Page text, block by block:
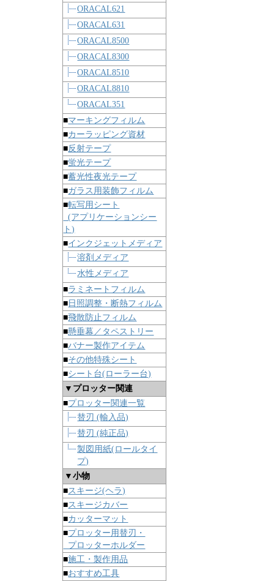
ORACAL621
ORACAL631
ORACAL8500
ORACAL8300
ORACAL8510
ORACAL8810
ORACAL351
■マーキングフィルム
■カーラッピング資材
■反射テープ
■蛍光テープ
■蓄光性夜光テープ
■ガラス用装飾フィルム
■転写用シート
(アプリケーションシー
ト)
■インクジェットメディア
溶剤メディア
水性メディア
■ラミネートフィルム
■ 日照調整・断熱フィルム
■飛散防止フィルム
■懸垂幕／タペストリー
■バナー製作アイテム
■その他特殊シート
■シート台(ローラー台)
▼プロッター関連
■プロッター関連一覧
替刃 (輸入品)
替刃 (純正品)
製図用紙(ロールタイ
プ)
▼小物
■スキージ(ヘラ)
■スキージカバー
■カッターマット
■プロッター用替刃・
プロッターホルダー
■施工・製作用品
■おすすめ工具